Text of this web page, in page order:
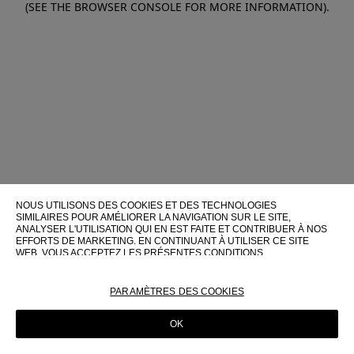
(SEE THE BROWSER CONSOLE FOR MORE INFORMATION).
NOUS UTILISONS DES COOKIES ET DES TECHNOLOGIES
SIMILAIRES POUR AMÉLIORER LA NAVIGATION SUR LE SITE,
ANALYSER L'UTILISATION QUI EN EST FAITE ET CONTRIBUER À NOS
EFFORTS DE MARKETING. EN CONTINUANT À UTILISER CE SITE
WEB, VOUS ACCEPTEZ LES PRÉSENTES CONDITIONS
POUR PLUS D'INFORMATIONS SUR CES TECHNOLOGIES ET LEUR
POLITIQUE EN MATIÈRE DE COOKIES
PARAMÈTRES DES COOKIES
OK